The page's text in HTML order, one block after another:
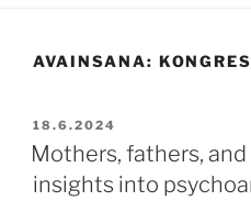
AVAINSANA:
JULKAISTU
18.6.2024
Mothers, fathers,
insights into